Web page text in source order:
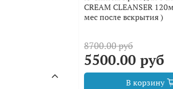
CREAM CLEANSER
мес после вскрытия )
8700.00 руб
5500.00 руб
В корзину